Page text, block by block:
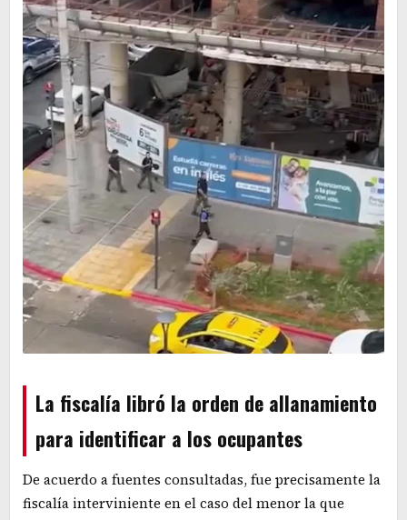
La fiscalía libró la orden de allanamiento
para identificar a los ocupantes
De acuerdo a fuentes consultadas, fue precisamente la
fiscalía interviniente en el caso del menor la que